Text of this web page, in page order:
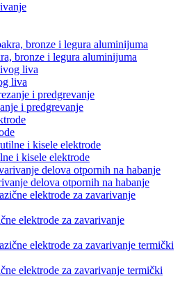
bronze i legura aluminijuma
liva
i predgrevanje
i kisele elektrode
delova otpornih na habanje
elektrode za zavarivanje
elektrode za zavarivanje termički